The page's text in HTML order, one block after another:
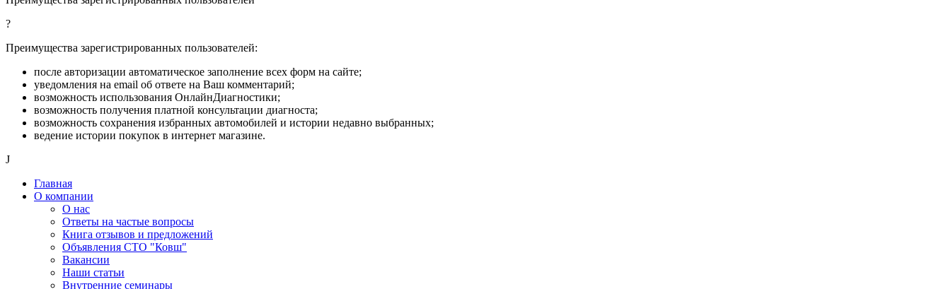
?
Преимущества зарегистрированных пользователей:
после авторизации автоматическое заполнение всех форм на сайте;
уведомления на email об ответе на Ваш комментарий;
возможность использования ОнлайнДиагностики;
возможность получения платной консультации диагноста;
возможность сохранения избранных автомобилей и истории недавно выбранных;
ведение истории покупок в интернет магазине.
J
Главная
О компании
О нас
Ответы на частые вопросы
Книга отзывов и предложений
Объявления СТО "Ковш"
Вакансии
Наши статьи
Внутренние семинары